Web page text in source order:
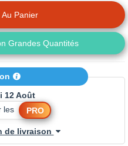
Panier
Grandes Quantités
12 Août
les PRO
de livraison